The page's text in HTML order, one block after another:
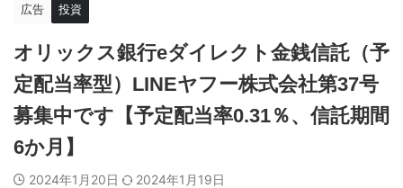
広告 投資
オリックス銀行eダイレクト金銭信託（予
定配当率型）LINEヤフー株式会社第37号
募集中です【予定配当率0.31％、信託期間
6か月】
2024年1月20日 2024年1月19日